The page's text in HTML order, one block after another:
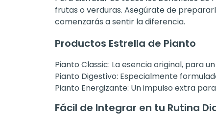
frutas o verduras. Asegúrate de
comenzarás a sentir la diferencia.
Productos Estrella de Pianto
Pianto Classic: La esencia original, para
Pianto Digestivo: Especialmente
Pianto Energizante: Un impulso extra
Fácil de Integrar en tu Rutina